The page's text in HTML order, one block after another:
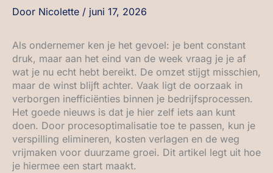
Door Nicolette / juni 17, 2026
Als ondernemer ken je het gevoel: je bent constant
druk, maar aan het eind van de week vraag je je af
wat je nu echt hebt bereikt. De omzet stijgt misschien,
maar de winst blijft achter. Vaak ligt de oorzaak in
verborgen inefficiënties binnen je bedrijfsprocessen.
Het goede nieuws is dat je hier zelf iets aan kunt
doen. Door procesoptimalisatie toe te passen, kun je
verspilling elimineren, kosten verlagen en de weg
vrijmaken voor duurzame groei. Dit artikel legt uit hoe
je hiermee een start maakt.